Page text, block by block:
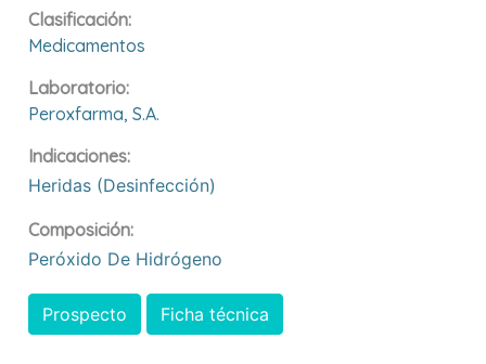
Clasificación:
Medicamentos
Laboratorio:
Peroxfarma, S.a.
Indicaciones:
Heridas (desinfección)
Composición:
Peróxido De Hidrógeno
Prospecto Ficha técnica